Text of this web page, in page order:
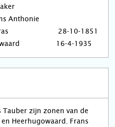
Anthonie
28-10-1851
16-4-1935
Tauber zijn zonen van de
Heerhugowaard. Frans